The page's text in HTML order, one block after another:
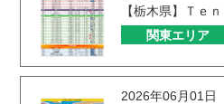
【栃木県】Ｔｅ
関東エリア
2026年06月01日